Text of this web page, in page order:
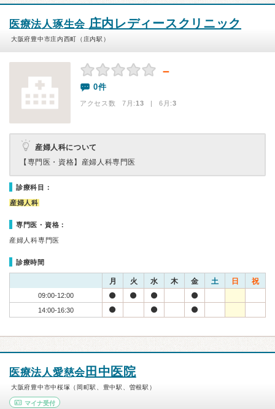
医療法人琢生会 庄内レディースクリニック
大阪府豊中市庄内西町（庄内駅）
－
0件
アクセス数 7月:13 | 6月:3
産婦人科について
【専門医・資格】 産婦人科専門医
診療科目：
産婦人科
専門医・資格：
産婦人科専門医
診療時間
月 火 水 木 金 土 日 祝
09:00-12:00
14:00-16:30
医療法人愛慈会 田中医院
大阪府豊中市中桜塚（岡町駅、豊中駅、曽根駅）
マイナ受付